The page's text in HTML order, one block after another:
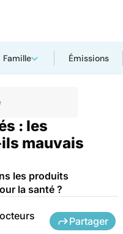
Famille Émissions
: les
mauvais
les produits
la santé ?
Partager